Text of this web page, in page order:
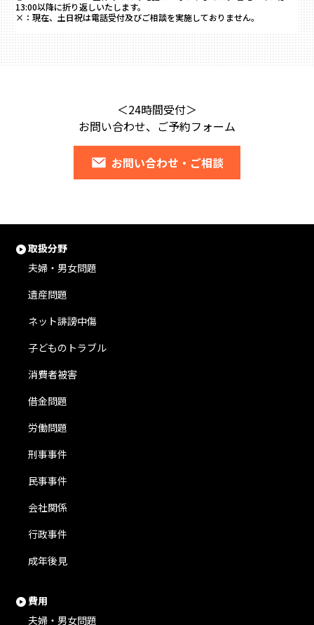
13:00以降に折り返しいたします。
×： 現在、土日祝は電話受付及びご相談を実施しておりません。
＜24時間受付＞
お問い合わせ、ご予約フォーム
お問い合わせ・ご相談
取扱分野
夫婦・男女問題
遺産問題
ネット誹謗中傷
子どものトラブル
消費者被害
借金問題
労働問題
刑事事件
民事事件
会社関係
行政事件
成年後見
費用
夫婦・男女問題